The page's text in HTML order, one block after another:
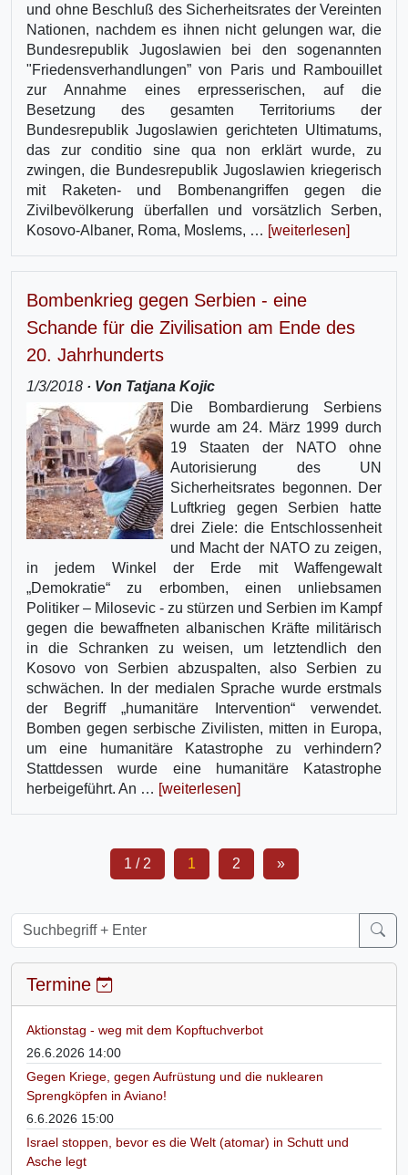
und ohne Beschluß des Sicherheitsrates der Vereinten
Nationen, nachdem es ihnen nicht gelungen war, die
Bundesrepublik Jugoslawien bei den sogenannten
"Friedensverhandlungen” von Paris und Rambouillet
zur Annahme eines erpresserischen, auf die
Besetzung des gesamten Territoriums der
Bundesrepublik Jugoslawien gerichteten Ultimatums,
das zur conditio sine qua non erklärt wurde, zu
zwingen, die Bundesrepublik Jugoslawien kriegerisch
mit Raketen- und Bombenangriffen gegen die
Zivilbevölkerung überfallen und vorsätzlich Serben,
Kosovo-Albaner, Roma, Moslems, … [weiterlesen]
Bombenkrieg gegen Serbien - eine
Schande für die Zivilisation am Ende des
20. Jahrhunderts
1/3/2018 · Von Tatjana Kojic
Die Bombardierung Serbiens
wurde am 24. März 1999 durch
19 Staaten der NATO ohne
Autorisierung des UN
Sicherheitsrates begonnen. Der
Luftkrieg gegen Serbien hatte
drei Ziele: die Entschlossenheit
und Macht der NATO zu zeigen,
in jedem Winkel der Erde mit Waffengewalt
„Demokratie“ zu erbomben, einen unliebsamen
Politiker – Milosevic - zu stürzen und Serbien im Kampf
gegen die bewaffneten albanischen Kräfte militärisch
in die Schranken zu weisen, um letztendlich den
Kosovo von Serbien abzuspalten, also Serbien zu
schwächen. In der medialen Sprache wurde erstmals
der Begriff „humanitäre Intervention“ verwendet.
Bomben gegen serbische Zivilisten, mitten in Europa,
um eine humanitäre Katastrophe zu verhindern?
Stattdessen wurde eine humanitäre Katastrophe
herbeigeführt. An … [weiterlesen]
1 / 2 1 2 »
Termine
Aktionstag - weg mit dem Kopftuchverbot
26.6.2026 14:00
Gegen Kriege, gegen Aufrüstung und die nuklearen
Sprengköpfen in Aviano!
6.6.2026 15:00
Israel stoppen, bevor es die Welt (atomar) in Schutt und
Asche legt